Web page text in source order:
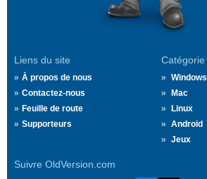
Liens du site
À propos de nous
Contactez-nous
Feuille de route
Supporteurs
Catégorie
Windows
Mac
Linux
Android
Jeux
Suivre OldVersion.com